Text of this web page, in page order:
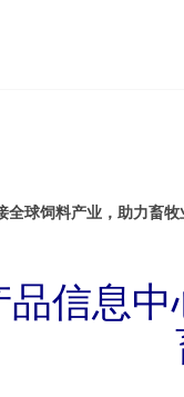
全球饲料产业，助力畜牧
信息